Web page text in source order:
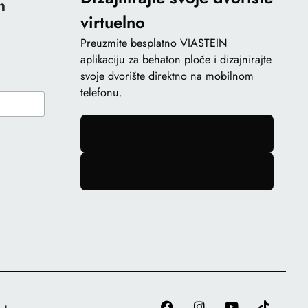
virtuelno
Preuzmite besplatno VIASTEIN
aplikaciju za behaton ploče i dizajnirajte
svoje dvorište direktno na mobilnom
telefonu.